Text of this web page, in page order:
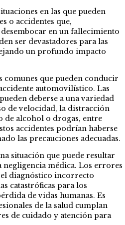
en las que pueden
o accidentes que,
en un fallecimiento
ser devastadores para las
un profundo impacto
comunes que pueden conducir
automovilístico. Las
deberse a una variedad
de velocidad, la distracción
de alcohol o drogas, entre
accidentes podrían haberse
las precauciones adecuadas.
situación que puede resultar
negligencia médica. Los errores
diagnóstico incorrecto
catastróficas para los
de vidas humanas. Es
de la salud cumplan
de cuidado y atención para